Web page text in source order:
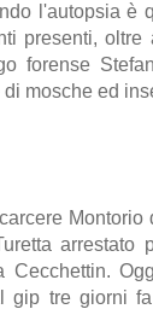
l'autopsia è
presenti,
forense
mosche ed
Montorio
arrestato
Cecchettin.
gip tre giorni